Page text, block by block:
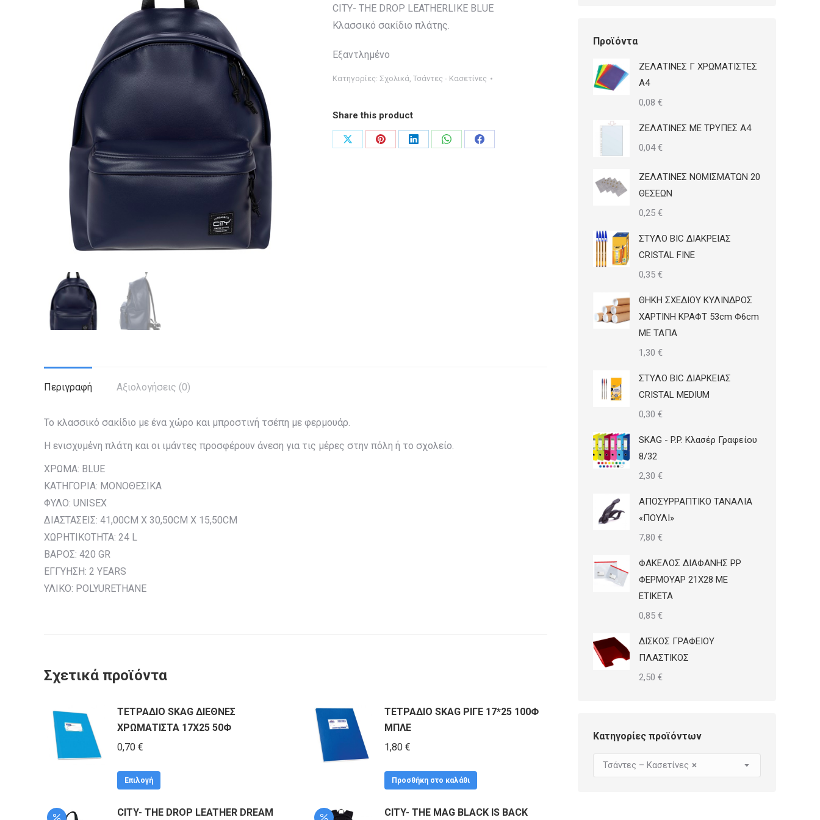
CITY- THE DROP LEATHERLIKE BLUE
Κλασσικό σακίδιο πλάτης.
Εξαντλημένο
Κατηγορίες: Σχολικά, Τσάντες - Κασετίνες
Share this product
Share
Share
Share
Share
Share
Περιγραφή Αξιολογήσεις (0)
Το κλασσικό σακίδιο με ένα χώρο και μπροστινή τσέπη με φερμουάρ.
Η ενισχυμένη πλάτη και οι ιμάντες προσφέρουν άνεση για τις μέρες στην πόλη ή το σχολείο.
ΧΡΩΜΑ: BLUE
ΚΑΤΗΓΟΡΙΑ: ΜΟΝΟΘΕΣΙΚΑ
ΦΥΛΟ: UNISEX
ΔΙΑΣΤΑΣΕΙΣ: 41,00CM X 30,50CM X 15,50CM
ΧΩΡΗΤΙΚΟΤΗΤΑ: 24 L
ΒΑΡΟΣ: 420 GR
ΕΓΓΥΗΣΗ: 2 YEARS
ΥΛΙΚΟ: POLYURETHANE
Σχετικά προϊόντα
ΤΕΤΡΑΔΙΟ SKAG ΔΙΕΘΝΕΣ
ΧΡΩΜΑΤΙΣΤΑ 17Χ25 50Φ
0,70 €
Επιλογή
προϊόν
ΤΕΤΡΑΔΙΟ SKAG ΡΙΓΕ 17*25 100Φ
ΜΠΛΕ
1,80 €
Προσθήκη στο καλάθι
CITY- THE DROP LEATHER DREAM CITY- THE MAG BLACK IS BACK
Προϊόντα
ΖΕΛΑΤΙΝΕΣ Γ ΧΡΩΜΑΤΙΣΤΕΣ
Α4
0,08 €
ΖΕΛΑΤΙΝΕΣ ΜΕ ΤΡΥΠΕΣ Α4
0,04€
ΖΕΛΑΤΙΝΕΣ ΝΟΜΙΣΜΑΤΩΝ 20
ΘΕΣΕΩΝ
0,25 €
ΣΤΥΛΟ BIC ΔΙΑΚΡΕΙΑΣ
CRISTAL FINE
0,35 €
ΘΗΚΗ ΣΧΕΔΙΟΥ ΚΥΛΙΝΔΡΟΣ
ΧΑΡΤΙΝΗ ΚΡΑΦΤ 53cm Φ6cm
ΜΕ ΤΑΠΑ
1,30 €
ΣΤΥΛΟ BIC ΔΙΑΡΚΕΙΑΣ
CRISTAL MEDIUM
0,30 €
SKAG - P.P. Κλασέρ Γραφείου
8/32
2,30 €
ΑΠΟΣΥΡΡΑΠΤΙΚΟ ΤΑΝΑΛΙΑ
«ΠΟΥΛΙ»
7,80 €
ΦΑΚΕΛΟΣ ΔΙΑΦΑΝΗΣ PP
ΦΕΡΜΟΥΑΡ 21Χ28 ΜΕ
ΕΤΙΚΕΤΑ
0,85 €
ΔΙΣΚΟΣ ΓΡΑΦΕΙΟΥ
ΠΛΑΣΤΙΚΟΣ
2,50 €
Κατηγορίες προϊόντων
×
Τσάντες – Κασετίνες